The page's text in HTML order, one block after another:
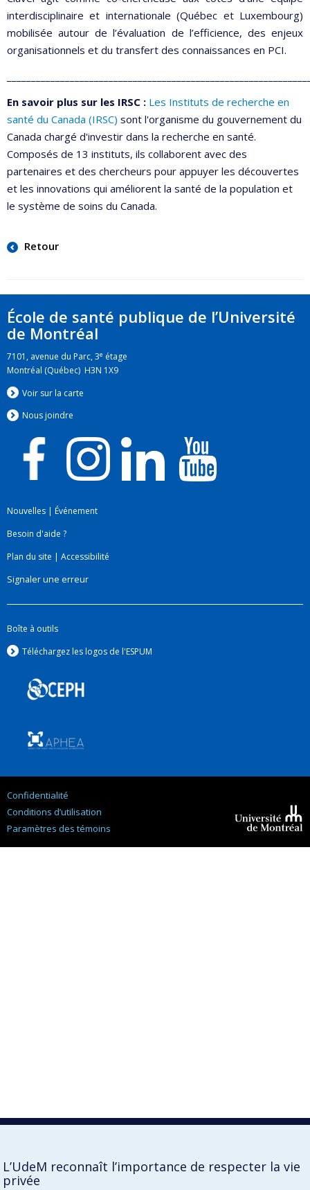
interdisciplinaire et internationale (Québec et Luxembourg)
mobilisée autour de l’évaluation de l’efficience, des enjeux
organisationnels et du transfert des connaissances en PCI.
En savoir plus sur les IRSC : Les Instituts de recherche en
santé du Canada (IRSC) sont l'organisme du gouvernement du
Canada chargé d'investir dans la recherche en santé.
Composés de 13 instituts, ils collaborent avec des
partenaires et des chercheurs pour appuyer les découvertes
et les innovations qui améliorent la santé de la population et
le système de soins du Canada.
Retour
École de santé publique de l’Université
de Montréal
7101, avenue du Parc, 3e étage
Montréal (Québec) H3N 1X9
Voir sur la carte
Nous joindre
Nouvelles | Événement
Besoin d'aide ?
Plan du site | Accessibilité
Signaler une erreur
Boîte à outils
Téléchargez les logos de l'ESPUM
Confidentialité
Conditions d’utilisation
Paramètres des témoins
Montréal
L’UdeM reconnaît l’importance de respecter la vie
privée